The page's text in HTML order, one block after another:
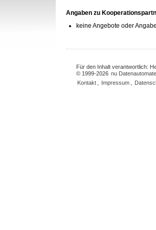
Angaben zu
keine Angebote oder
Für den Inhalt verantwortlich:
© 1999-2026 nu
Kontakt
Impressum